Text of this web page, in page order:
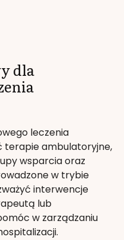
dla
leczenia
terapie ambulatoryjne,
wsparcia oraz
w trybie
interwencje
lub
w zarządzaniu